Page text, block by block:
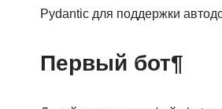
Pydantic для поддержки
Первый бот¶